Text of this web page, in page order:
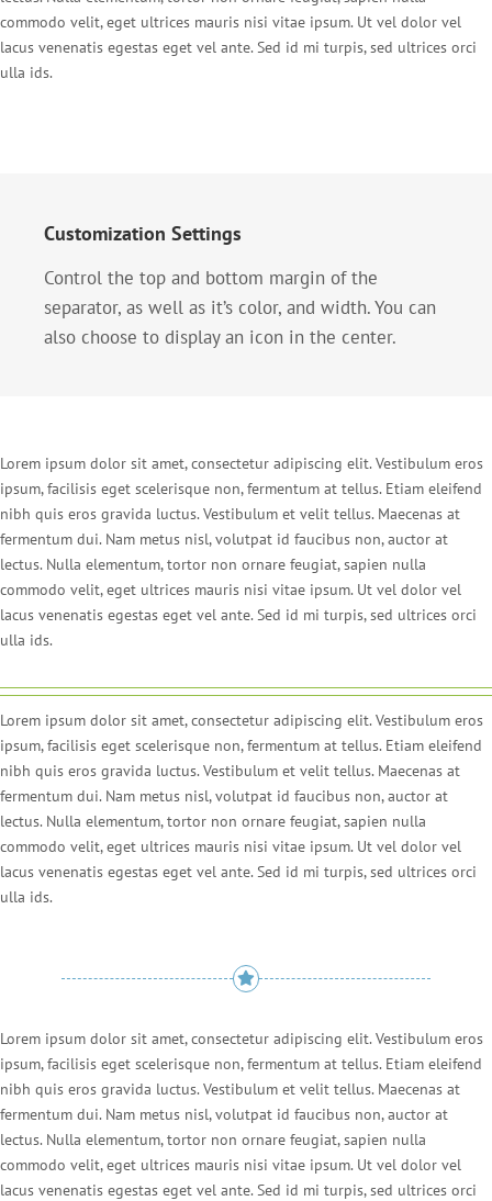
commodo velit, eget ultrices mauris nisi vitae ipsum. Ut vel dolor vel
lacus venenatis egestas eget vel ante. Sed id mi turpis, sed ultrices orci
ulla ids.
Customization Settings
Control the top and bottom margin of the
separator, as well as it’s color, and width. You can
also choose to display an icon in the center.
Lorem ipsum dolor sit amet, consectetur adipiscing elit. Vestibulum eros
ipsum, facilisis eget scelerisque non, fermentum at tellus. Etiam eleifend
nibh quis eros gravida luctus. Vestibulum et velit tellus. Maecenas at
fermentum dui. Nam metus nisl, volutpat id faucibus non, auctor at
lectus. Nulla elementum, tortor non ornare feugiat, sapien nulla
commodo velit, eget ultrices mauris nisi vitae ipsum. Ut vel dolor vel
lacus venenatis egestas eget vel ante. Sed id mi turpis, sed ultrices orci
ulla ids.
Lorem ipsum dolor sit amet, consectetur adipiscing elit. Vestibulum eros
ipsum, facilisis eget scelerisque non, fermentum at tellus. Etiam eleifend
nibh quis eros gravida luctus. Vestibulum et velit tellus. Maecenas at
fermentum dui. Nam metus nisl, volutpat id faucibus non, auctor at
lectus. Nulla elementum, tortor non ornare feugiat, sapien nulla
commodo velit, eget ultrices mauris nisi vitae ipsum. Ut vel dolor vel
lacus venenatis egestas eget vel ante. Sed id mi turpis, sed ultrices orci
ulla ids.
Lorem ipsum dolor sit amet, consectetur adipiscing elit. Vestibulum eros
ipsum, facilisis eget scelerisque non, fermentum at tellus. Etiam eleifend
nibh quis eros gravida luctus. Vestibulum et velit tellus. Maecenas at
fermentum dui. Nam metus nisl, volutpat id faucibus non, auctor at
lectus. Nulla elementum, tortor non ornare feugiat, sapien nulla
commodo velit, eget ultrices mauris nisi vitae ipsum. Ut vel dolor vel
lacus venenatis egestas eget vel ante. Sed id mi turpis, sed ultrices orci